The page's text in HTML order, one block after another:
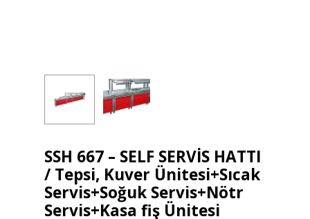
SSH 667 – SELF SERVİS HATTI
/ Tepsi, Kuver Ünitesi+Sıcak
Servis+Soğuk Servis+Nötr
Servis+Kasa fiş Ünitesi